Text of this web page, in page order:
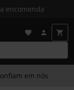
encomenda
em nós